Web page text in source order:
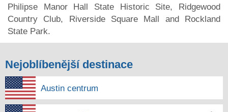
Philipse Manor Hall State Historic Site, Ridgewood
Country Club, Riverside Square Mall and Rockland
State Park.
Nejoblíbenější destinace
Austin centrum